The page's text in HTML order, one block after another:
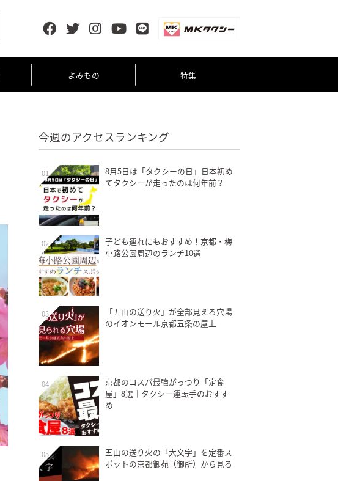
よみもの 特集
今週のアクセスランキング
01
8月5日は「タクシーの日」日本初め
てタクシーが走ったのは何年前？
02
子ども連れにもおすすめ！京都・梅
小路公園周辺のランチ10選
03
「五山の送り火」が全部見える穴場
のイオンモール京都五条の屋上
04
京都のコスパ最強がっつり「定食
屋」8選｜タクシー運転手のおすす
め
05
五山の送り火の「大文字」を定番ス
ポットの京都御苑（御所）から見る